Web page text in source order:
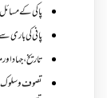
پاکی کے مسائل
پانی کی باری
تاریخ،جہاد
تصوف و سلوک